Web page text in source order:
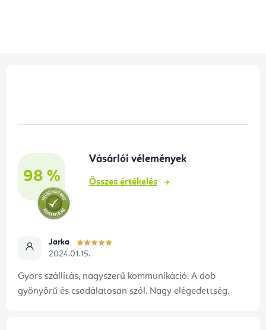
98 %
Vásárlói vélemények
Összes értékelés
Jarka
2024.01.15.
Gyors szállítás, nagyszerű kommunikáció. A dob
gyönyörű és csodálatosan szól. Nagy elégedettség.